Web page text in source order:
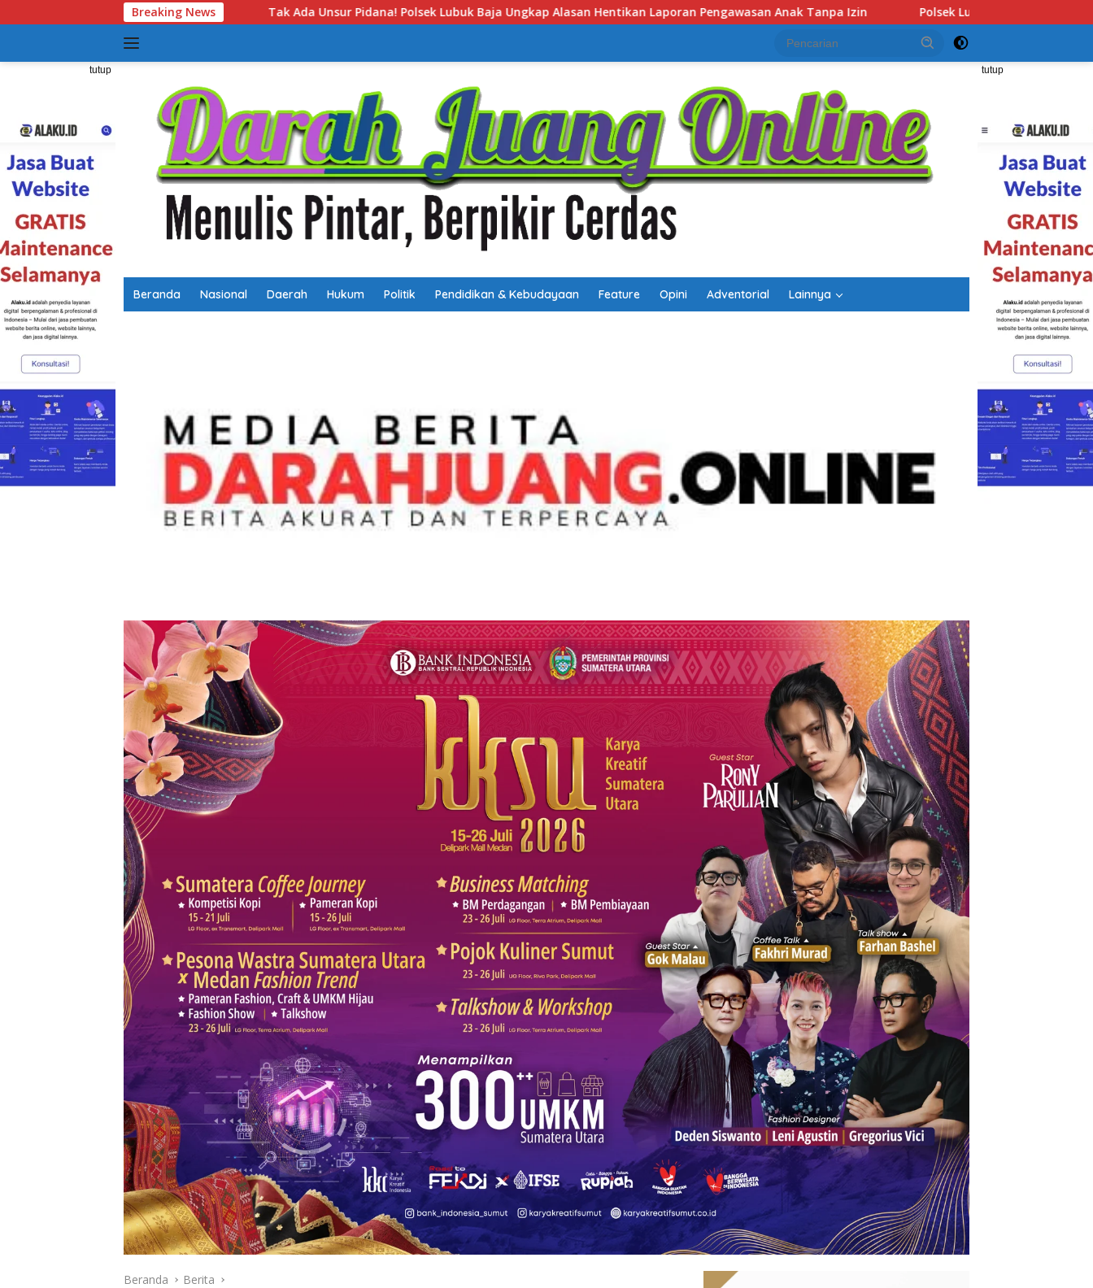
ke
Breaking News
Tak Ada Unsur Pidana! Polsek Lubuk Baja Ungkap Alasan Hentikan Laporan Pengawasan Anak Tanpa Izin Polsek Lubuk Baja Amankan Dua Tersangka Beserta 74 Cartridge
tutup tutup
Beranda Nasional Daerah Hukum Politik Pendidikan & Kebudayaan Feature Opini Adventorial Lainnya
Beranda Berita